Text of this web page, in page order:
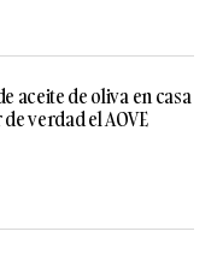
aceite de oliva en casa
verdad el AOVE